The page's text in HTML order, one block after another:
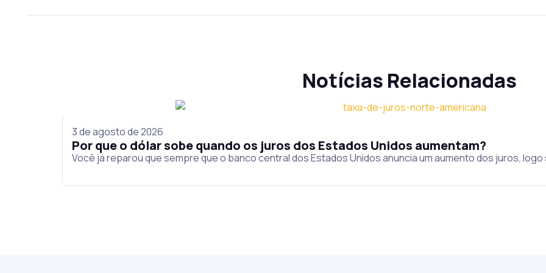
Notícias Relacionadas
3 de agosto de 2026
Por que o dólar sobe quando os juros dos Estados Unidos aumentam?
Você já reparou que sempre que o banco central dos Estados Unidos anuncia um aumento dos juros,